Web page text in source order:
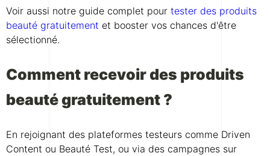
Voir aussi notre guide complet pour tester des produits
beauté gratuitement et booster vos chances d'être
sélectionné.
Comment recevoir des produits
beauté gratuitement ?
En rejoignant des plateformes testeurs comme Driven
Content ou Beauté Test, ou via des campagnes sur